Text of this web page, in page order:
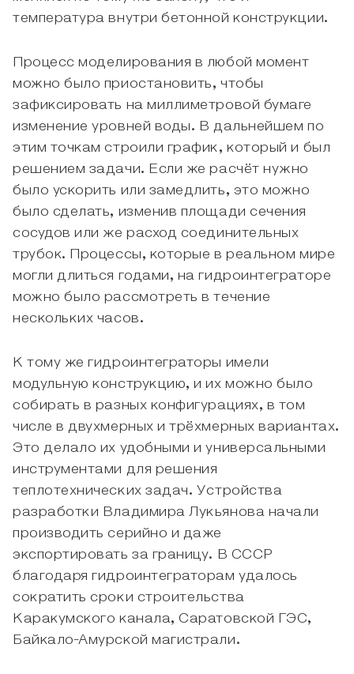
температура внутри бетонной конструкции.
Процесс моделирования в любой момент
можно было приостановить, чтобы
зафиксировать на миллиметровой бумаге
изменение уровней воды. В дальнейшем по
этим точкам строили график, который и был
решением задачи. Если же расчёт нужно
было ускорить или замедлить, это можно
было сделать, изменив площади сечения
сосудов или же расход соединительных
трубок. Процессы, которые в реальном мире
могли длиться годами, на гидроинтеграторе
можно было рассмотреть в течение
нескольких часов.
К тому же гидроинтеграторы имели
модульную конструкцию, и их можно было
собирать в разных конфигурациях, в том
числе в двухмерных и трёхмерных вариантах.
Это делало их удобными и универсальными
инструментами для решения
теплотехнических задач. Устройства
разработки Владимира Лукьянова начали
производить серийно и даже
экспортировать за границу. В СССР
благодаря гидроинтеграторам удалось
сократить сроки строительства
Каракумского канала, Саратовской ГЭС,
Байкало-Амурской магистрали.